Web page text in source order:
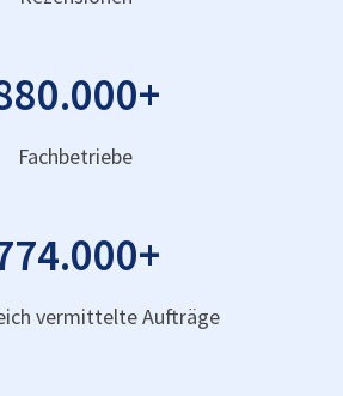
+
Fachbetriebe
+
vermittelte Aufträge